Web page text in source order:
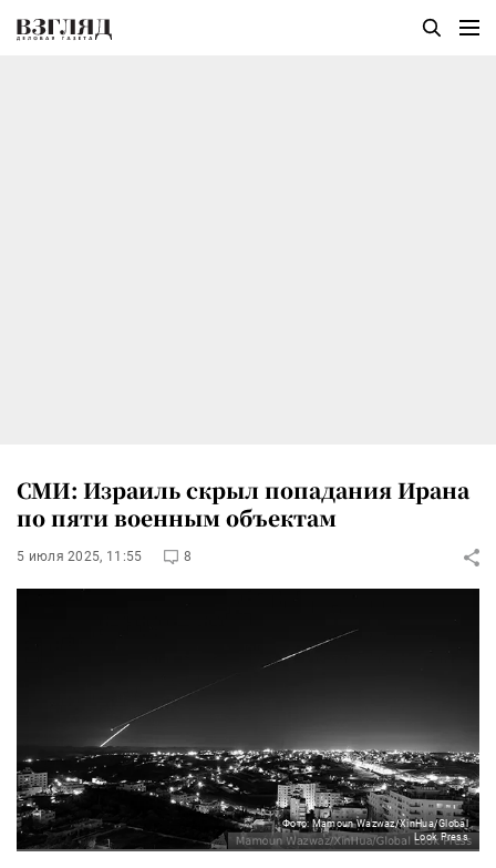
СМИ: Израиль скрыл попадания Ирана
по пяти военным объектам
5 июля 2025, 11:55 8
Фото: Mamoun Wazwaz/XinHua/Global
Look Press